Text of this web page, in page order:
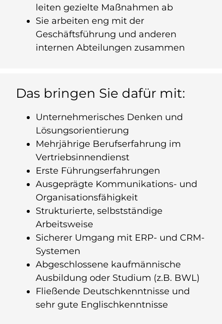
leiten gezielte Maßnahmen ab
Sie arbeiten eng mit der
Geschäftsführung und anderen
internen Abteilungen zusammen
Das bringen Sie dafür mit:
Unternehmerisches Denken und
Lösungsorientierung
Mehrjährige Berufserfahrung im
Vertriebsinnendienst
Erste Führungserfahrungen
Ausgeprägte Kommunikations- und
Organisationsfähigkeit
Strukturierte, selbstständige
Arbeitsweise
Sicherer Umgang mit ERP- und CRM-
Systemen
Abgeschlossene kaufmännische
Ausbildung oder Studium (z.B. BWL)
Fließende Deutschkenntnisse und
sehr gute Englischkenntnisse